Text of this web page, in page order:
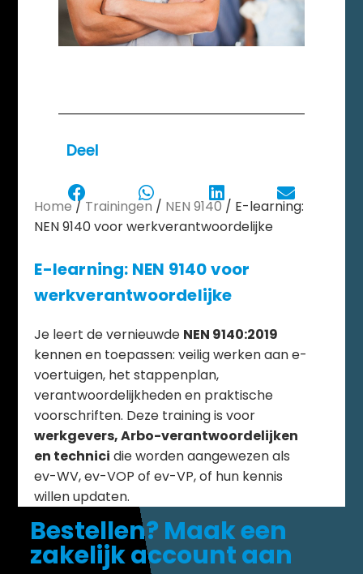
Home/ Trainingen / NEN 9140/ E-learning:
NEN 9140 voor werkverantwoordelijke
E-learning: NEN 9140 voor
werkverantwoordelijke
Je leert de vernieuwde NEN 9140:2019
kennen en toepassen: veilig werken aan e-
voertuigen, het stappenplan,
verantwoordelijkheden en praktische
voorschriften. Deze training is voor
werkgevers, Arbo-verantwoordelijken
en technici die worden aangewezen als
ev-WV, ev-VOP of ev-VP, of hun kennis
willen updaten.
Deel
Bestellen? Maak een
zakelijk account aan